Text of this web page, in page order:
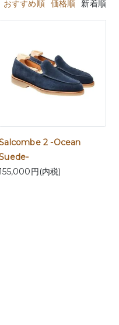
おすすめ順 価格順 新着順
2 -Ocean
円(内税)